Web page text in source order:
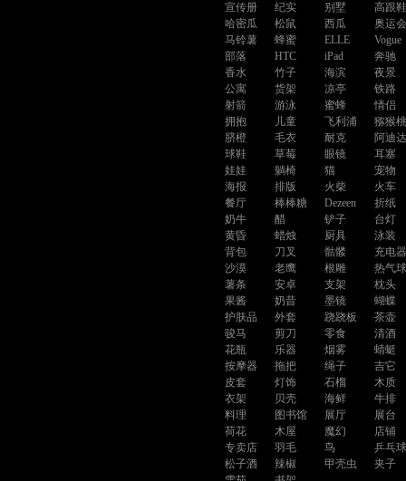
宣传册
纪实 别墅
高跟鞋
哈密瓜
松鼠 西瓜
奥运会
马铃薯
蜂蜜 ELLE
Vogue
部落
HTC iPad
奔驰
香水
竹子 海滨
夜景
公寓
货架 凉亭
铁路
射箭
游泳 蜜蜂
情侣
拥抱
儿童 飞利浦
猕猴桃
脐橙
毛衣 耐克
阿迪
球鞋
草莓 眼镜
耳塞
娃娃
躺椅 猫
宠物
海报
排版 火柴
火车
餐厅
棒棒糖 Dezeen
折纸
奶牛
醋 铲子
台灯
黄昏
蜡烛 厨具
泳装
背包
刀叉 骷髅
充电器
沙漠
老鹰 根雕
热气球
薯条
安卓 支架
枕头
果酱
奶昔 墨镜
蝴蝶
护肤品
外套 跷跷板
茶壶
骏马
剪刀 零食
清酒
花瓶
乐器 烟雾
蜻蜓
按摩器
拖把 绳子
吉它
皮套
灯饰 石榴
木质
衣架
贝壳 海鲜
牛排
料理
图书馆 展厅
展台
荷花
木屋 魔幻
店铺
专卖店
羽毛 鸟
乒乓球
松子酒
辣椒 甲壳虫
夹子